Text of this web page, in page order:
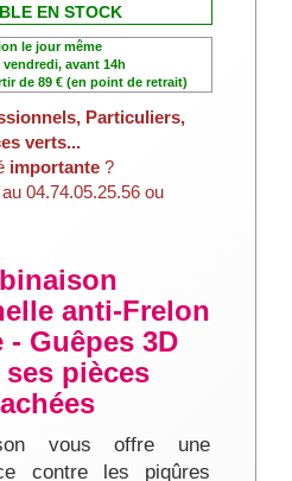
EN STOCK
le jour même
vendredi, avant 14h
de 89 € (en point de retrait)
Particuliers,
verts...
importante ?
au 04.74.05.25.56 ou
anti-Frelon
Guêpes 3D
ses pièces
vous offre une
contre les piqûres